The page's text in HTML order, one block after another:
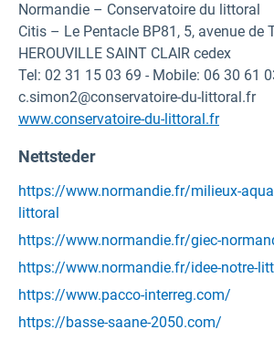
Normandie – Conservatoire du littoral
Citis – Le Pentacle BP81, 5, avenue de
HEROUVILLE SAINT CLAIR cedex
Tel: 02 31 15 03 69 - Mobile: 06 30 61
c.simon2@conservatoire-du-littoral.fr
www.conservatoire-du-littoral.fr
Nettsteder
https://www.normandie.fr/milieux-
littoral
https://www.normandie.fr/giec-
https://www.normandie.fr/idee-notre-
https://www.pacco-interreg.com/
https://basse-saane-2050.com/